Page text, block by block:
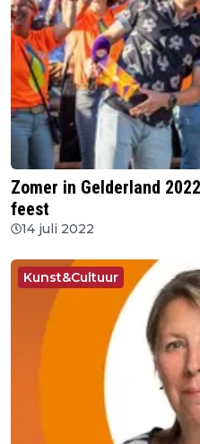
Zomer in Gelderland
feest
14 juli 2022
Kunst&Cultuur